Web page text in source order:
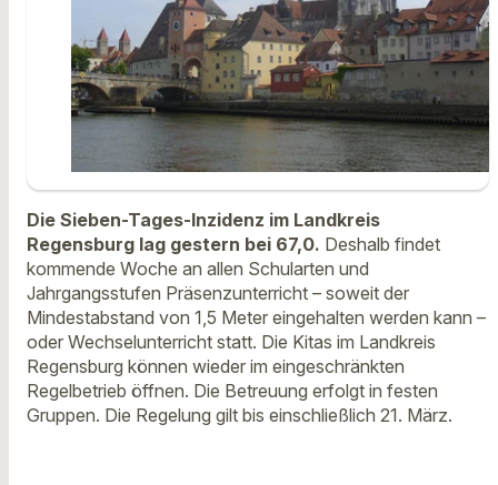
Die Sieben-Tages-Inzidenz im Landkreis
Regensburg lag gestern bei 67,0. Deshalb findet
kommende Woche an allen Schularten und
Jahrgangsstufen Präsenzunterricht – soweit der
Mindestabstand von 1,5 Meter eingehalten werden kann –
oder Wechselunterricht statt. Die Kitas im Landkreis
Regensburg können wieder im eingeschränkten
Regelbetrieb öffnen. Die Betreuung erfolgt in festen
Gruppen. Die Regelung gilt bis einschließlich 21. März.